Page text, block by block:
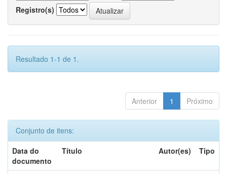
Registro(s)
Resultado 1-1 de 1.
Anterior 1 Próximo
Conjunto de itens:
Data do
documento
Título Autor(es) Tipo